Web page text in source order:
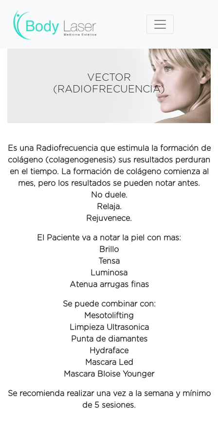
VECTOR
(RADIOFRECUENCIA)
Es una Radiofrecuencia que estimula la formación de
colágeno (colagenogenesis) sus resultados perduran
en el tiempo. La formación de colágeno comienza al
mes, pero los resultados se pueden notar antes.
No duele.
Relaja.
Rejuvenece.
El Paciente va a notar la piel con mas:
Brillo
Tensa
Luminosa
Atenua arrugas finas
Se puede combinar con:
Mesotolifting
Limpieza Ultrasonica
Punta de diamantes
Hydraface
Mascara Led
Mascara Bloise Younger
Se recomienda realizar una vez a la semana y mínimo
de 5 sesiones.